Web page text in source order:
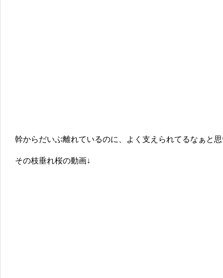
幹からだいぶ離れているのに、よく支えられてるなぁと
その枝垂れ桜の動画↓